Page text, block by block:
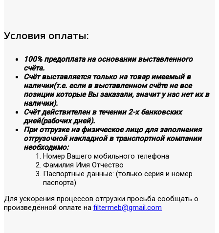
Условия оплаты:
100% предоплата на основании выставленного
счёта.
Счёт выставляется только на товар имеемый в
наличии(т.е. если в выставленном счёте не все
позиции которые Вы заказали, значит у нас нет их в
наличии).
Счёт действителен в течении 2-х банковских
дней(рабочих дней).
При отгрузке на физическое лицо для заполнения
отгрузочной накладной в транспортной компании
необходимо:
Номер Вашего мобильного телефона
Фамилия Имя Отчество
Паспортные данные: (только серия и номер
паспорта)
Для ускорения процессов отгрузки просьба сообщать о
произведённой оплате на filtermeb@gmail.com